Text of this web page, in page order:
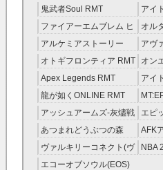
RMT|Atlantica RMT
RMT
鬼武者Soul RMT
アイ
レラ
RMT
ファイアーエムブレム ヒ
ーローズ(FEヒーローズ)
RMT
オル
RMT
アルケミアストーリー
（アルスト） RMT
アヴ
RMT
オトギフロンティア RMT オン
Apex Legends RMT
アイ
ニー
RMT
龍が如くONLINE RMT
ピッ
RMT
アッシュアームズ‐灰燼戦
線 RMT
エピ
あつまれどうぶつの森
RMT
AFK
ヴァルキリーコネクト(ヴ
ァルコネ) RMT
NBA
エコーオブソウル(EOS)